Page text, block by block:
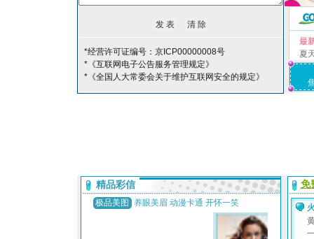
*经营许可证编号：京ICP00000008号
*《互联网电子公告服务管理规定》
*《全国人大常委会关于维护互联网安全的规定》
最
夏